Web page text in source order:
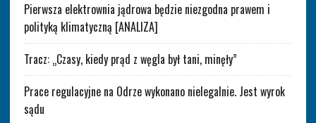
Pierwsza elektrownia jądrowa będzie niezgodna prawem i
polityką klimatyczną [ANALIZA]
Tracz: „Czasy, kiedy prąd z węgla był tani, minęły”
Prace regulacyjne na Odrze wykonano nielegalnie. Jest wyrok
sądu